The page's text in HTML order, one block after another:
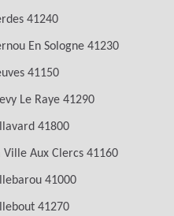
41240
En Sologne 41230
41150
Le Raye 41290
41800
Aux Clercs 41160
41000
41270